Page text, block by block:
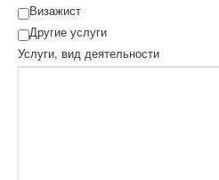
Визажист
Другие услуги
Услуги, вид деятельности